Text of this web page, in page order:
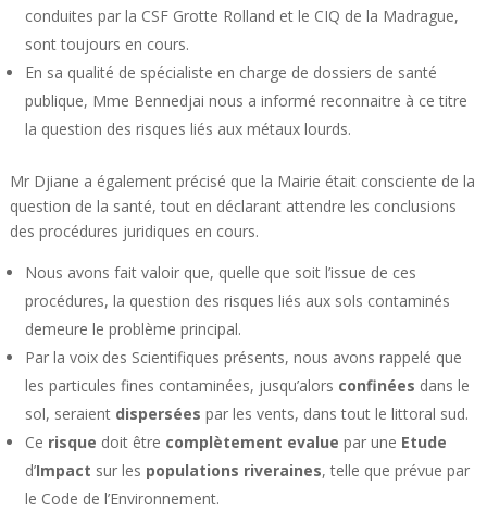
conduites par la CSF Grotte Rolland et le CIQ de la Madrague,
sont toujours en cours.
En sa qualité de spécialiste en charge de dossiers de santé
publique, Mme Bennedjai nous a informé reconnaitre à ce titre
la question des risques liés aux métaux lourds.
Mr Djiane a également précisé que la Mairie était consciente de la
question de la santé, tout en déclarant attendre les conclusions
des procédures juridiques en cours.
Nous avons fait valoir que, quelle que soit l’issue de ces
procédures, la question des risques liés aux sols contaminés
demeure le problème principal.
Par la voix des Scientifiques présents, nous avons rappelé que
les particules fines contaminées, jusqu’alors confinées dans le
sol, seraient dispersées par les vents, dans tout le littoral sud.
Ce risque doit être complètement evalue par une Etude
d’Impact sur les populations riveraines, telle que prévue par
le Code de l’Environnement.